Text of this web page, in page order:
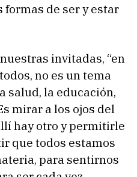
de ser y estar
invitadas, “en
no es un tema
salud, la educación,
mirar a los ojos del
hay otro y permitirle
que todos estamos
para sentirnos